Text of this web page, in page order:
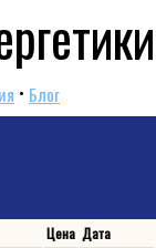
• Блог
Цена Дата